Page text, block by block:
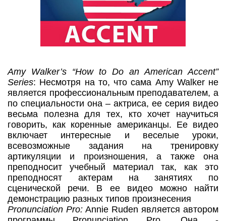
Amy Walker’s “How to Do an American Accent”
Series: Несмотря на то, что сама Amy Walker не
является профессиональным преподавателем, а
по специальности она – актриса, ее серия видео
весьма полезна для тех, кто хочет научиться
говорить, как коренные американцы. Ее видео
включает интересные и веселые уроки,
всевозможные задания на тренировку
артикуляции и произношения, а также она
преподносит учебный материал так, как это
преподносят актерам на занятиях по
сценической речи. В ее видео можно найти
демонстрацию разных типов произнесения
Pronunciation Pro: Annie Ruden является автором